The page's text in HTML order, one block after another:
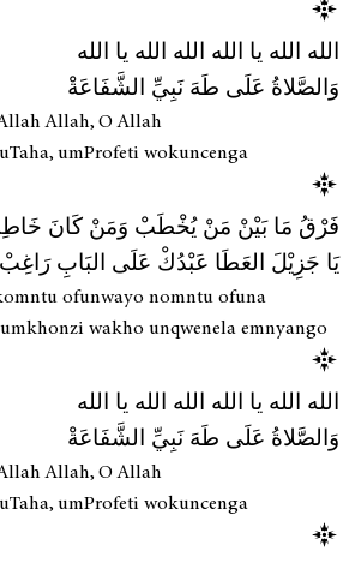
الله الله يا الله الله الله يا الله
وَالصَّلاةُ عَلَى طَهَ نَبِيِّ الشَّفَاعَةْ
Allah, O Allah
umProfeti wokuncenga
فَرْقُ مَا بَيْنْ مَنْ يُخْطَبْ وَمَنْ كَانَ
يَا جَزِيْلَ العَطَا عَبْدُكْ عَلَى البَابِ رَاغِبْ
ofunwayo nomntu ofuna
wakho unqwenela emnyango
الله الله يا الله الله الله يا الله
وَالصَّلاةُ عَلَى طَهَ نَبِيِّ الشَّفَاعَةْ
Allah, O Allah
umProfeti wokuncenga